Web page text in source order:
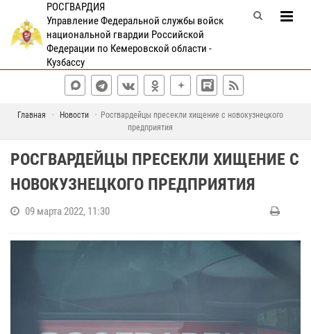
РОСГВАРДИЯ
Управление Федеральной службы войск
национальной гвардии Российской
Федерации по Кемеровской области -
Кузбассу
Главная Новости
Росгвардейцы пресекли хищение с новокузнецкого
предприятия
РОСГВАРДЕЙЦЫ ПРЕСЕКЛИ ХИЩЕНИЕ С
НОВОКУЗНЕЦКОГО ПРЕДПРИЯТИЯ
09 марта 2022, 11:30